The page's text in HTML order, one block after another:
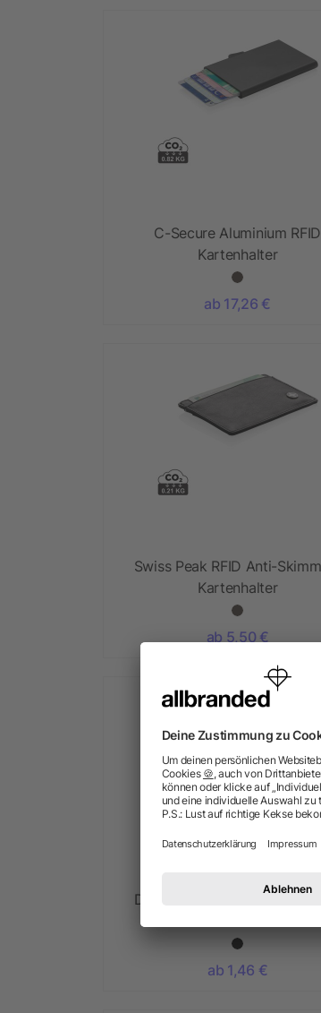
C-Secure Aluminium RFID
Kartenhalter
ab 17,26 €
Swiss Peak RFID Anti-
Kartenhalter
ab 5,50 €
Dokumentenmappe
ab 1,46 €